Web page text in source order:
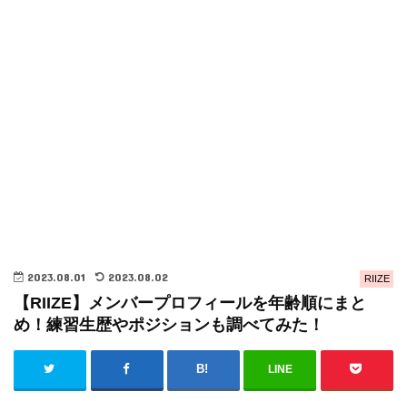
RIIZE
2023.08.01 2023.08.02
【RIIZE】メンバープロフィールを年齢順にまと
め！練習生歴やポジションも調べてみた！
LINE